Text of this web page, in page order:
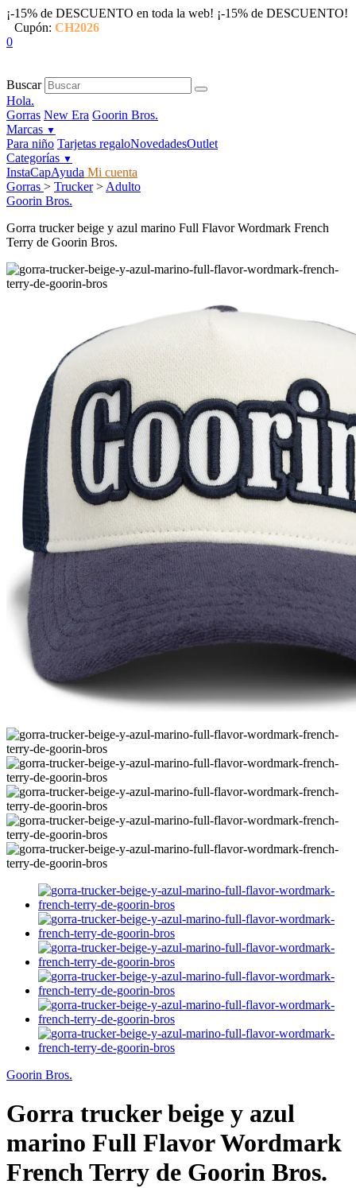
¡-15% de DESCUENTO en toda la web! ¡-15% de DESCUENTO!
Cupón: CH2026
0
Buscar
Hola.
Gorras New Era Goorin Bros.
Marcas ▼
Para niño Tarjetas regaloNovedadesOutlet
Categorías ▼
InstaCapAyuda Mi cuenta
Gorras > Trucker> Adulto
Goorin Bros.
Gorra trucker beige y azul marino Full Flavor Wordmark French
Terry de Goorin Bros.
Goorin Bros.
Gorra trucker beige y azul
marino Full Flavor Wordmark
French Terry de Goorin Bros.